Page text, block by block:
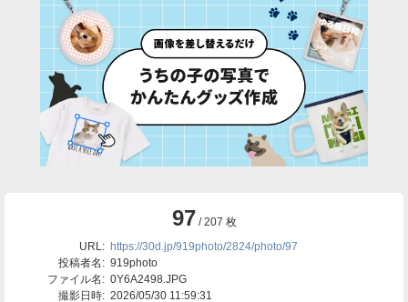
97 / 207 枚
URL: https://30d.jp/919photo/2824/photo/97
投稿者名: 919photo
ファイル名: 0Y6A2498.JPG
撮影日時: 2026/05/30 11:59:31